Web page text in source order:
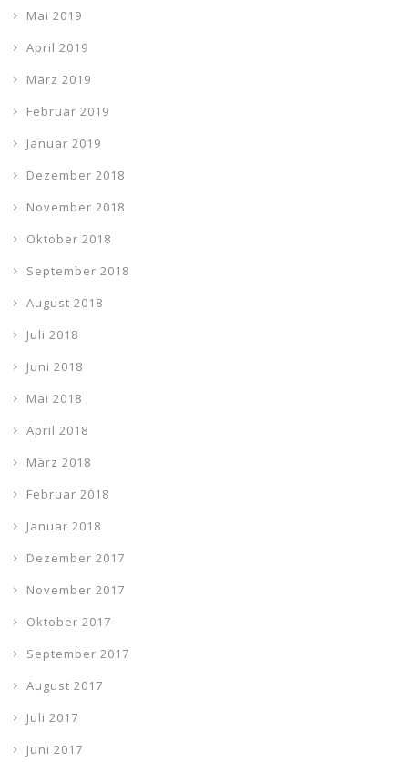
Mai 2019
April 2019
März 2019
Februar 2019
Januar 2019
Dezember 2018
November 2018
Oktober 2018
September 2018
August 2018
Juli 2018
Juni 2018
Mai 2018
April 2018
März 2018
Februar 2018
Januar 2018
Dezember 2017
November 2017
Oktober 2017
September 2017
August 2017
Juli 2017
Juni 2017